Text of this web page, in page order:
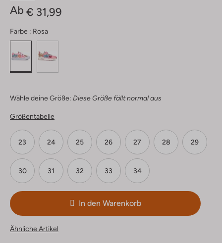
Ab € 31,99
Farbe : Rosa
Wähle deine Größe: Diese Größe fällt normal aus
Größentabelle
23 24 25 26 27 28 29
30 31 32 33 34
In den Warenkorb
Ähnliche Artikel